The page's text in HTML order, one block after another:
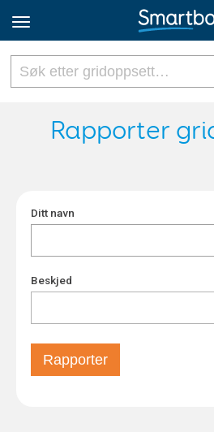
Online
Rapporter
Ditt navn
Beskjed